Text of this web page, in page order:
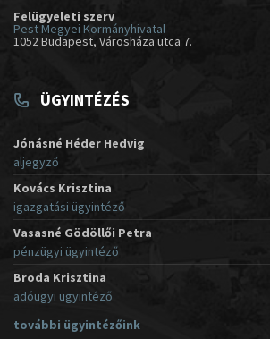
Felügyeleti szerv
Pest Megyei Kormányhivatal
1052 Budapest, Városháza utca 7.
ÜGYINTÉZÉS
Jónásné Héder Hedvig
aljegyző
Kovács Krisztina
igazgatási ügyintéző
Vasasné Gödöllői Petra
pénzügyi ügyintéző
Broda Krisztina
adóügyi ügyintéző
további ügyintézőink